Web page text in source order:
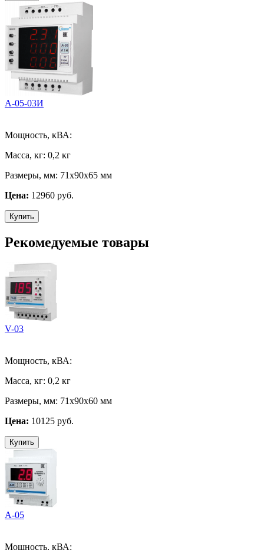
А-05-03И
Мощность, кВА:
Масса, кг: 0,2 кг
Размеры, мм: 71х90х65 мм
Цена: 12960 руб.
Купить
Рекомедуемые товары
V-03
Мощность, кВА:
Масса, кг: 0,2 кг
Размеры, мм: 71х90х60 мм
Цена: 10125 руб.
Купить
А-05
Мощность, кВА: